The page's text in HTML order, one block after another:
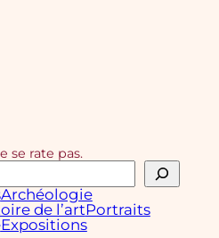
se rate pas.
Archéologie
de l’artPortraits
Expositions